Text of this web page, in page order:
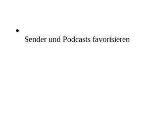
Sender und Podcasts favorisieren